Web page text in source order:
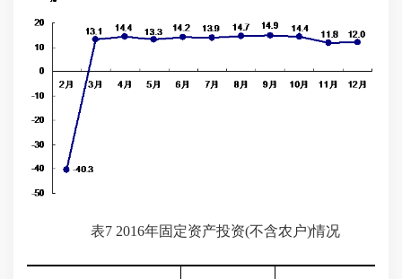
表7 2016年固定资产投资(不含农户)情况